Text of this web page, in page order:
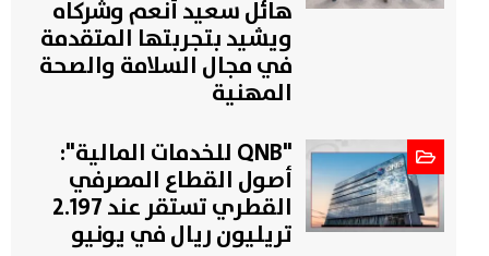
هائل سعيد أنعم وشركاه
ويشيد بتجربتها المتقدمة
في مجال السلامة والصحة
المهنية
"QNB للخدمات المالية":
أصول القطاع المصرفي
القطري تستقر عند 2.197
تريليون ريال في يونيو